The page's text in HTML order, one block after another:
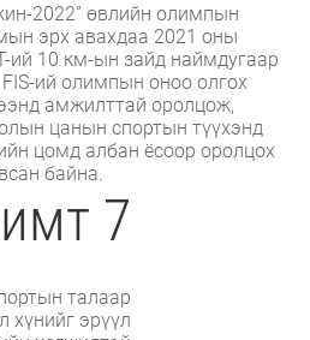
2022” өвлийн олимпын
эрх авахдаа 2021 оны
10 км-ын зайд наймдугаар
ий олимпын оноо олгох
амжилттай оролцож,
цанын спортын түүхэнд
цомд албан ёсоор оролцох
байна.
7
талаар
хүнийг эрүүл